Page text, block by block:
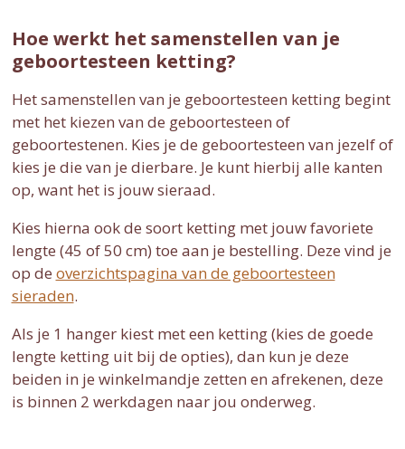
Hoe werkt het samenstellen van je
geboortesteen ketting?
Het samenstellen van je geboortesteen ketting begint
met het kiezen van de geboortesteen of
geboortestenen. Kies je de geboortesteen van jezelf of
kies je die van je dierbare. Je kunt hierbij alle kanten
op, want het is jouw sieraad.
Kies hierna ook de soort ketting met jouw favoriete
lengte (45 of 50 cm) toe aan je bestelling. Deze vind je
op de overzichtspagina van de geboortesteen
sieraden.
Als je 1 hanger kiest met een ketting (kies de goede
lengte ketting uit bij de opties), dan kun je deze
beiden in je winkelmandje zetten en afrekenen, deze
is binnen 2 werkdagen naar jou onderweg.